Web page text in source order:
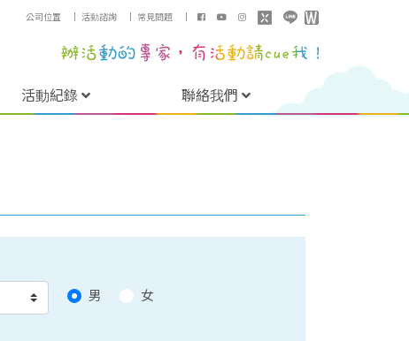
公司位置 活動諮詢 常見問題
活動紀錄 聯絡我們
男
女